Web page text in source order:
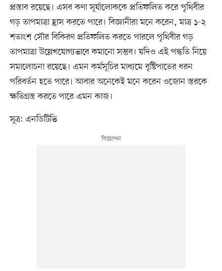
প্রস্তাব রয়েছে। এসব কণা সূর্যালোককে প্রতিফলিত করে পৃথিবীর
গড় তাপমাত্রা হ্রাস করতে পারে। বিজ্ঞানীরা মনে করেন, মাত্র ১-২
শতাংশ সৌর বিকিরণ প্রতিফলিত করতে পারলে পৃথিবীর গড়
তাপমাত্রা উল্লেখযোগ্যভাবে কমানো সম্ভব। যদিও এই পদ্ধতি নিয়ে
সমালোচনা রয়েছে। এমন কর্মসূচির মাধ্যমে বৃষ্টিপাতের ধরন
পরিবর্তন হতে পারে। আবার অনেকেই মনে করেন ওজোন স্তরকে
ক্ষতিগ্রস্ত করতে পারে এমন কাজ।
সূত্র: এনডিটিভি